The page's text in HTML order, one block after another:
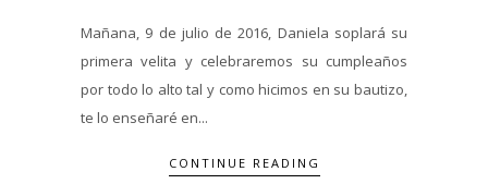
Mañana, 9 de julio de 2016, Daniela soplará su
primera velita y celebraremos su cumpleaños
por todo lo alto tal y como hicimos en su bautizo,
te lo enseñaré en...
CONTINUE READING